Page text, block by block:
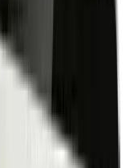
AppJAMES